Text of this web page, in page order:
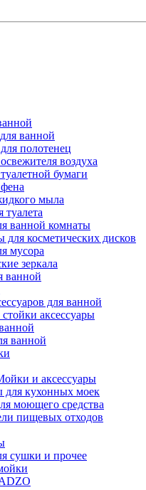
ванной
полотенец
воздуха
бумаги
мыла
ванной комнаты
для косметических дисков
мусора
зеркала
ванной
для ванной
аксессуары
ванной
и аксессуары
для кухонных моек
моющего средства
пищевых отходов
сушки и прочее